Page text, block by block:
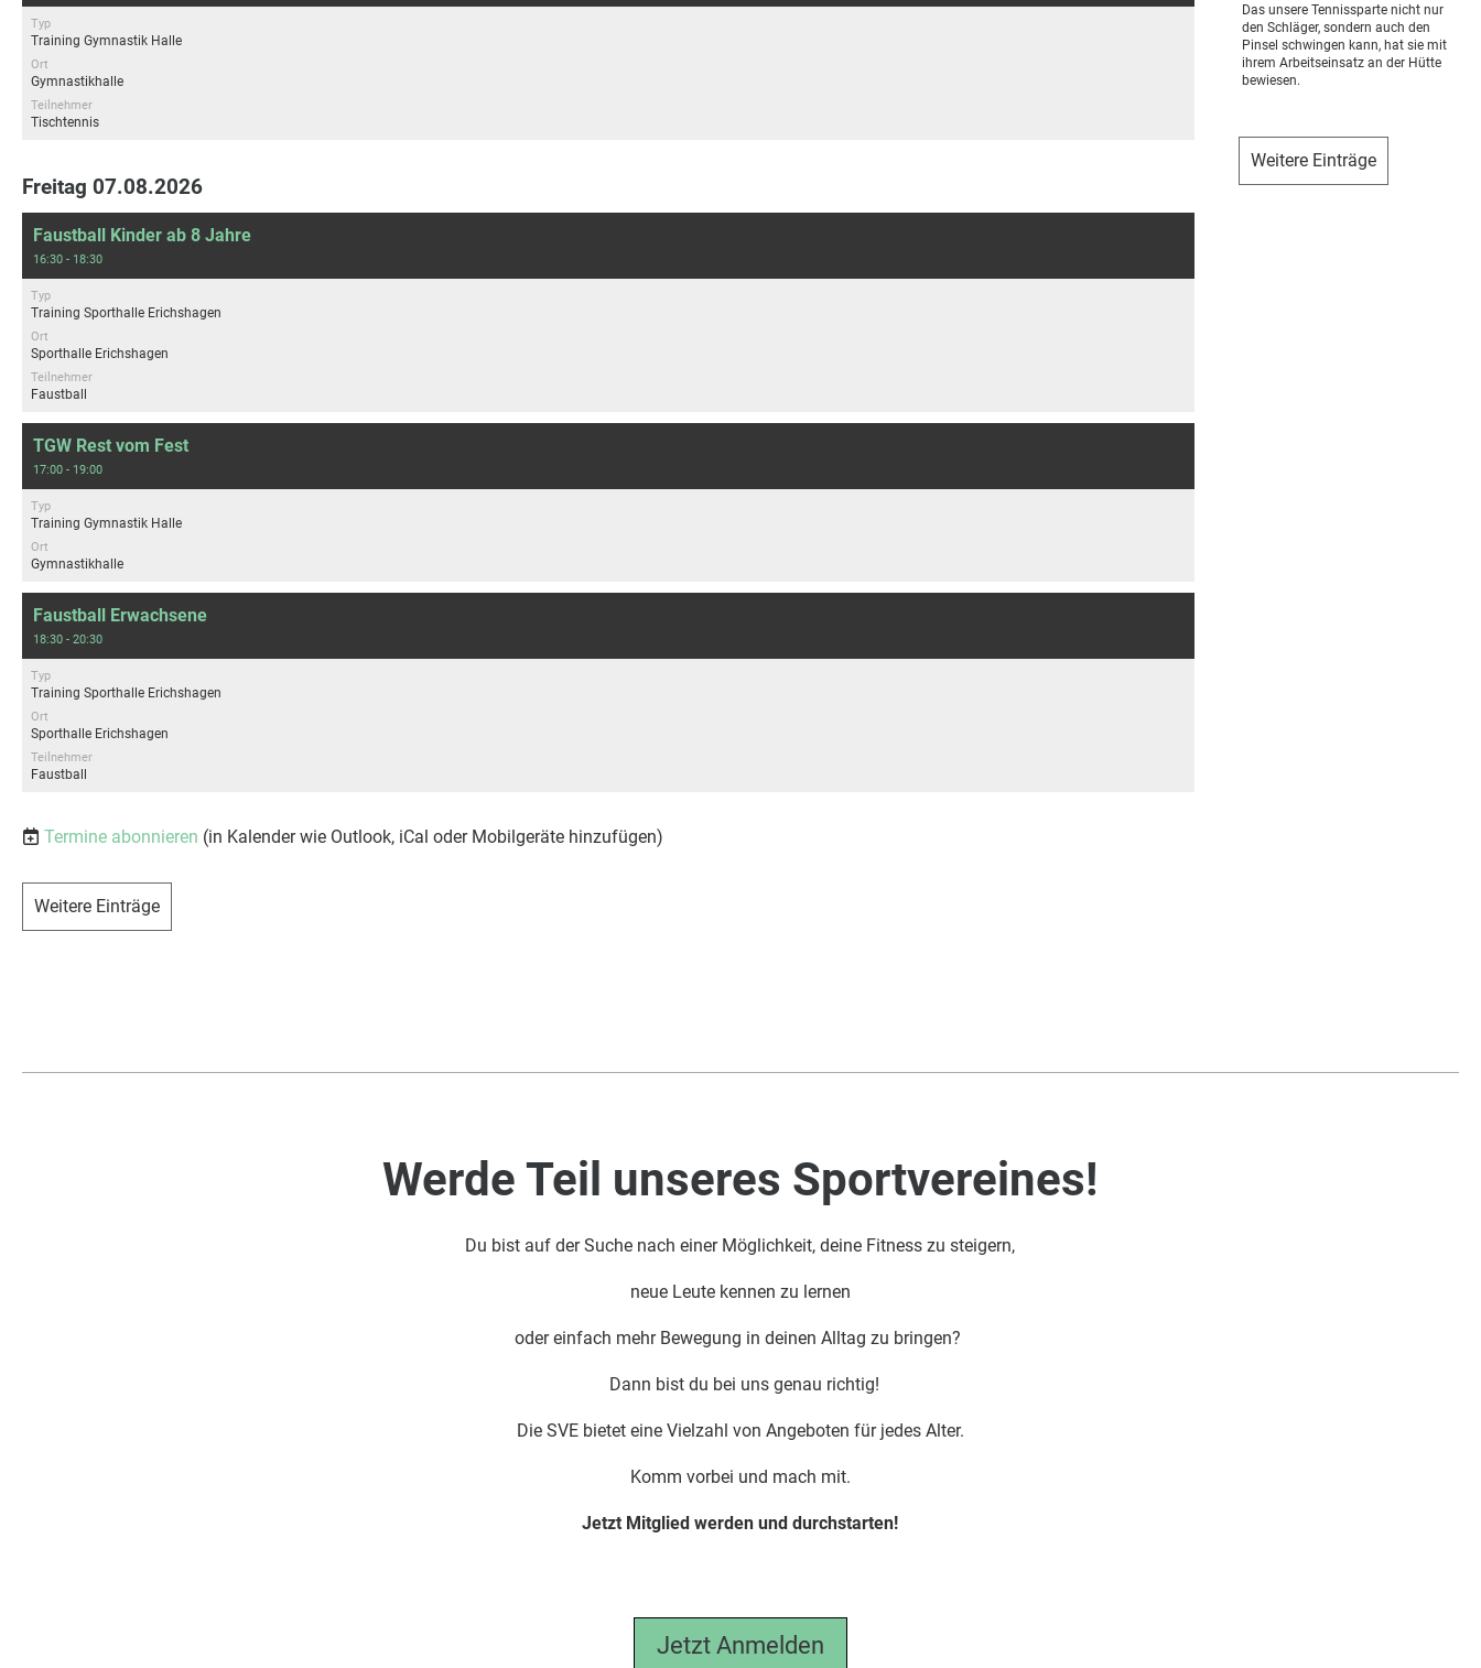
Typ
Training Gymnastik Halle
Ort
Gymnastikhalle
Teilnehmer
Tischtennis
Freitag 07.08.2026
Faustball Kinder ab 8 Jahre
16:30 - 18:30
Typ
Training Sporthalle Erichshagen
Ort
Sporthalle Erichshagen
Teilnehmer
Faustball
TGW Rest vom Fest
17:00 - 19:00
Typ
Training Gymnastik Halle
Ort
Gymnastikhalle
Faustball Erwachsene
18:30 - 20:30
Typ
Training Sporthalle Erichshagen
Ort
Sporthalle Erichshagen
Teilnehmer
Faustball
Termine abonnieren (in Kalender wie Outlook, iCal oder Mobilgeräte hinzufügen)
Weitere Einträge
Das unsere Tennissparte nicht nur
den Schläger, sondern auch den
Pinsel schwingen kann, hat sie mit
ihrem Arbeitseinsatz an der Hütte
bewiesen.
Weitere Einträge
Werde Teil unseres Sportvereines!
Du bist auf der Suche nach einer Möglichkeit, deine Fitness zu steigern,
neue Leute kennen zu lernen
oder einfach mehr Bewegung in deinen Alltag zu bringen?
Dann bist du bei uns genau richtig!
Die SVE bietet eine Vielzahl von Angeboten für jedes Alter.
Komm vorbei und mach mit.
Jetzt Mitglied werden und durchstarten!
Jetzt Anmelden